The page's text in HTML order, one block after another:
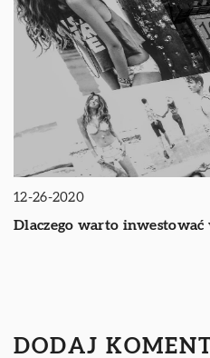
12-26-2020
Dlaczego warto
DODAJ